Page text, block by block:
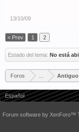
13/10/09
< Prev 1 2
Estado del tema: No está
Foros Antiguo
Español
Forum software by XenForo™